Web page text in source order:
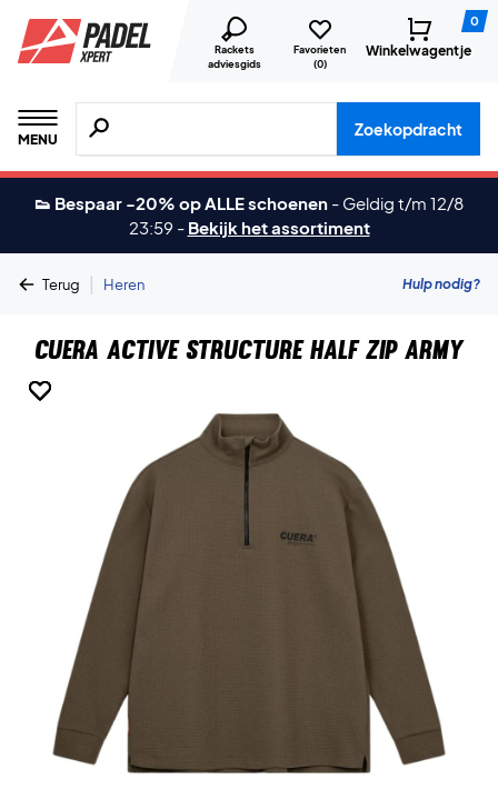
Rackets
adviesgids
Favorieten
(0)
0
Winkelwagentje
MENU
Zoeken naar producten, merken etc.
Zoekopdracht
👟 Bespaar -20% op ALLE schoenen - Geldig t/m 12/8
23:59 - Bekijk het assortiment
Terug | Heren Hulp nodig?
Cuera Active Structure Half Zip Army